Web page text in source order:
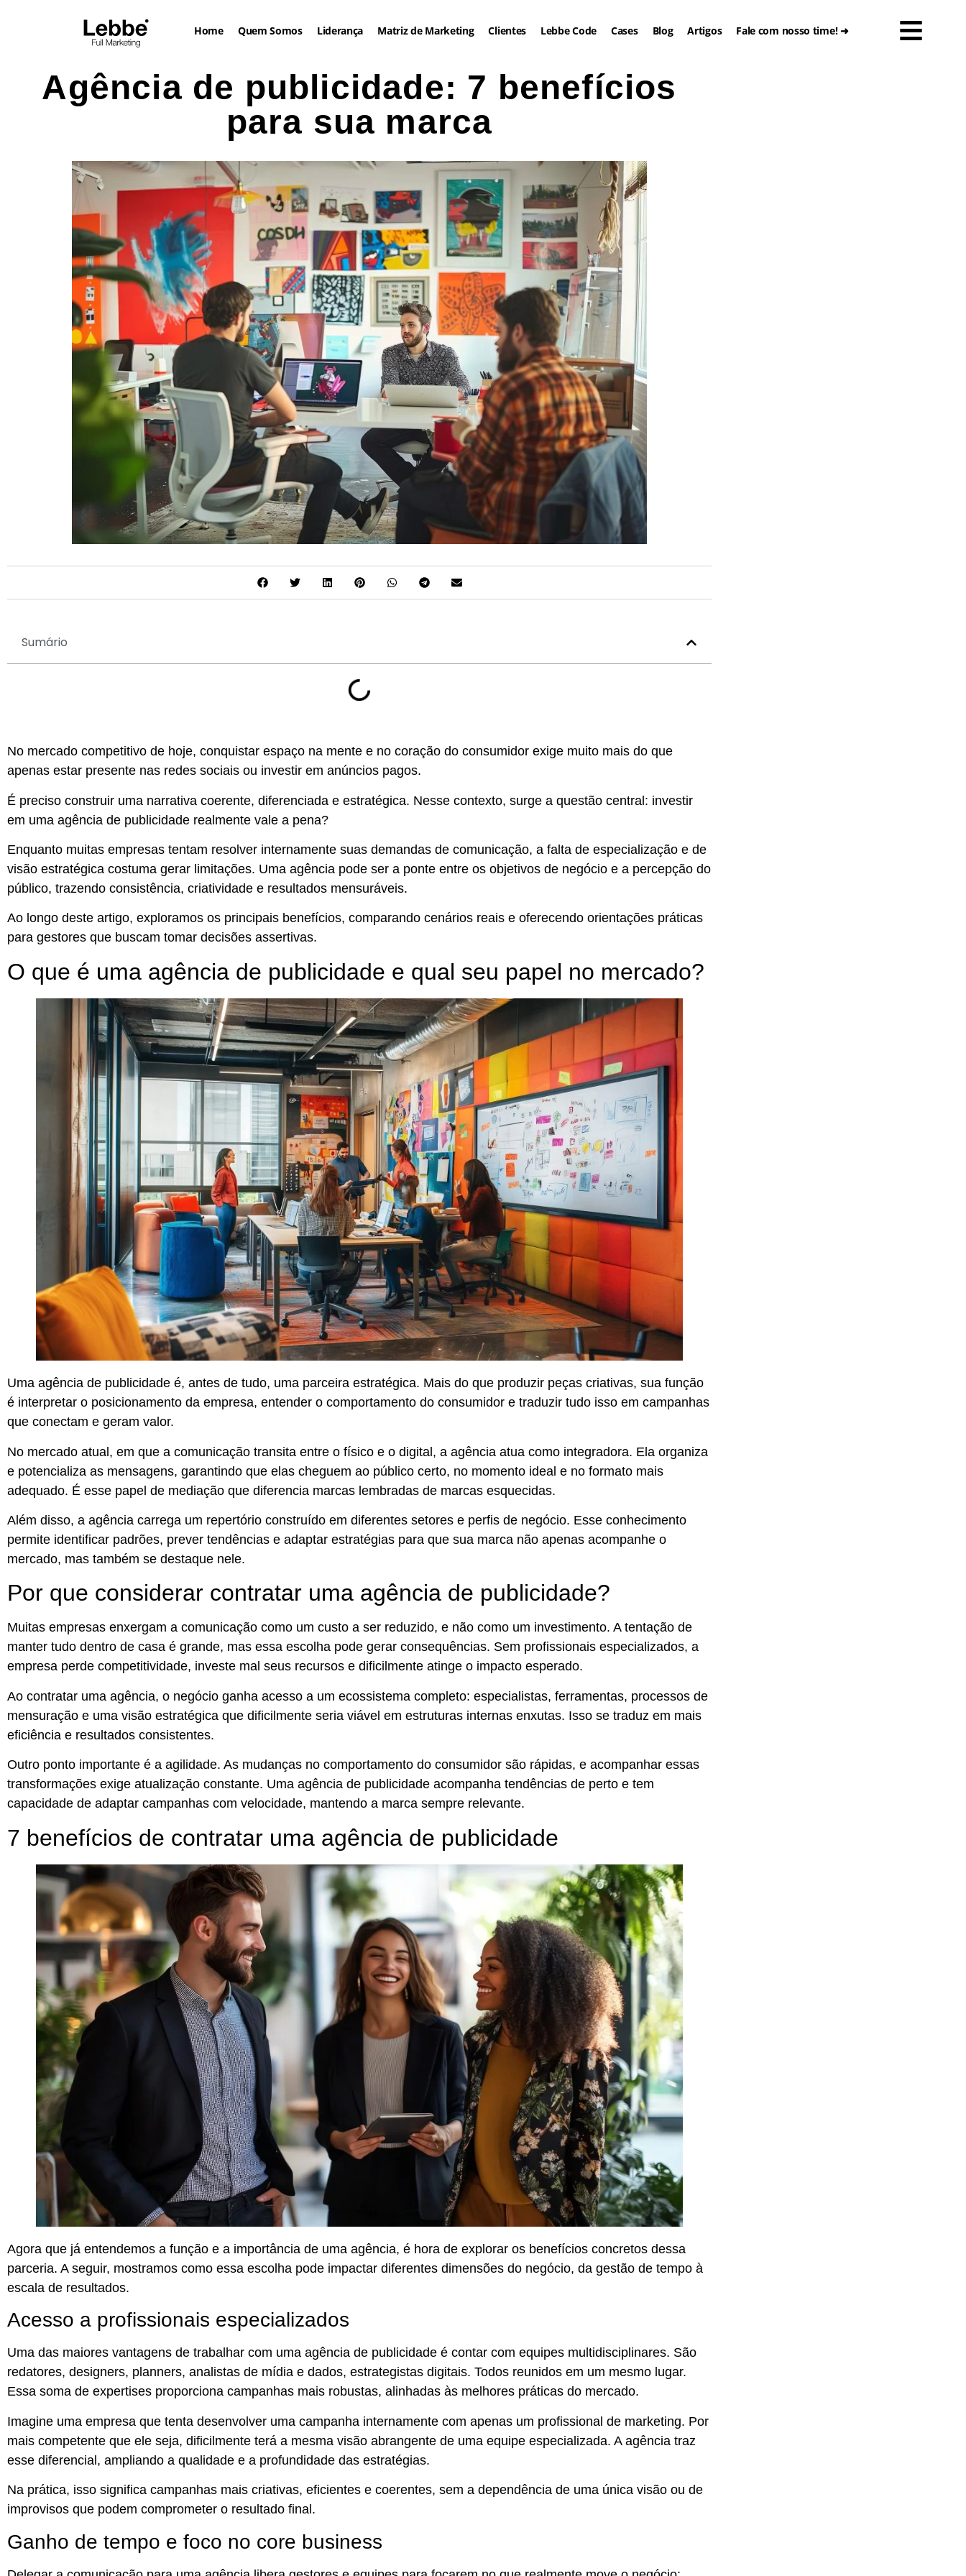
Home Quem Somos Liderança Matriz de Marketing Clientes Lebbe Code Cases Blog Artigos Fale com nosso time! ➜
Agência de publicidade: 7 benefícios
para sua marca
Sumário
No mercado competitivo de hoje, conquistar espaço na mente e no coração do consumidor exige muito mais do que
apenas estar presente nas redes sociais ou investir em anúncios pagos.
É preciso construir uma narrativa coerente, diferenciada e estratégica. Nesse contexto, surge a questão central: investir
em uma agência de publicidade realmente vale a pena?
Enquanto muitas empresas tentam resolver internamente suas demandas de comunicação, a falta de especialização e de
visão estratégica costuma gerar limitações. Uma agência pode ser a ponte entre os objetivos de negócio e a percepção do
público, trazendo consistência, criatividade e resultados mensuráveis.
Ao longo deste artigo, exploramos os principais benefícios, comparando cenários reais e oferecendo orientações práticas
para gestores que buscam tomar decisões assertivas.
O que é uma agência de publicidade e qual seu papel no mercado?
Uma agência de publicidade é, antes de tudo, uma parceira estratégica. Mais do que produzir peças criativas, sua função
é interpretar o posicionamento da empresa, entender o comportamento do consumidor e traduzir tudo isso em campanhas
que conectam e geram valor.
No mercado atual, em que a comunicação transita entre o físico e o digital, a agência atua como integradora. Ela organiza
e potencializa as mensagens, garantindo que elas cheguem ao público certo, no momento ideal e no formato mais
adequado. É esse papel de mediação que diferencia marcas lembradas de marcas esquecidas.
Além disso, a agência carrega um repertório construído em diferentes setores e perfis de negócio. Esse conhecimento
permite identificar padrões, prever tendências e adaptar estratégias para que sua marca não apenas acompanhe o
mercado, mas também se destaque nele.
Por que considerar contratar uma agência de publicidade?
Muitas empresas enxergam a comunicação como um custo a ser reduzido, e não como um investimento. A tentação de
manter tudo dentro de casa é grande, mas essa escolha pode gerar consequências. Sem profissionais especializados, a
empresa perde competitividade, investe mal seus recursos e dificilmente atinge o impacto esperado.
Ao contratar uma agência, o negócio ganha acesso a um ecossistema completo: especialistas, ferramentas, processos de
mensuração e uma visão estratégica que dificilmente seria viável em estruturas internas enxutas. Isso se traduz em mais
eficiência e resultados consistentes.
Outro ponto importante é a agilidade. As mudanças no comportamento do consumidor são rápidas, e acompanhar essas
transformações exige atualização constante. Uma agência de publicidade acompanha tendências de perto e tem
capacidade de adaptar campanhas com velocidade, mantendo a marca sempre relevante.
7 benefícios de contratar uma agência de publicidade
Agora que já entendemos a função e a importância de uma agência, é hora de explorar os benefícios concretos dessa
parceria. A seguir, mostramos como essa escolha pode impactar diferentes dimensões do negócio, da gestão de tempo à
escala de resultados.
Acesso a profissionais especializados
Uma das maiores vantagens de trabalhar com uma agência de publicidade é contar com equipes multidisciplinares. São
redatores, designers, planners, analistas de mídia e dados, estrategistas digitais. Todos reunidos em um mesmo lugar.
Essa soma de expertises proporciona campanhas mais robustas, alinhadas às melhores práticas do mercado.
Imagine uma empresa que tenta desenvolver uma campanha internamente com apenas um profissional de marketing. Por
mais competente que ele seja, dificilmente terá a mesma visão abrangente de uma equipe especializada. A agência traz
esse diferencial, ampliando a qualidade e a profundidade das estratégias.
Na prática, isso significa campanhas mais criativas, eficientes e coerentes, sem a dependência de uma única visão ou de
improvisos que podem comprometer o resultado final.
Ganho de tempo e foco no core business